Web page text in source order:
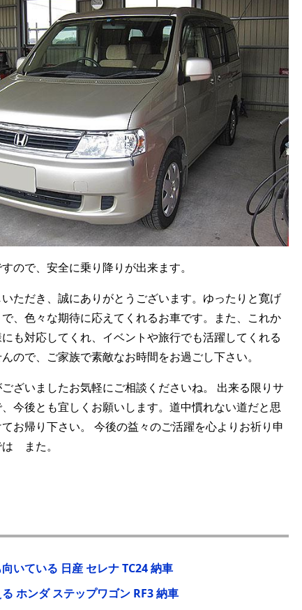
ので、安全に乗り降りが出来ます。
ただき、誠にありがとうございます。ゆったりと寛げ
、色々な期待に応えてくれるお車です。また、これか
も対応してくれ、イベントや旅行でも活躍してくれる
ので、ご家族で素敵なお時間をお過ごし下さい。
ざいましたお気軽にご相談くださいね。 出来る限りサ
今後とも宜しくお願いします。道中慣れない道だと思
お帰り下さい。 今後の益々のご活躍を心よりお祈り申
また。
いている 日産 セレナ TC24 納車
ホンダ ステップワゴン RF3 納車